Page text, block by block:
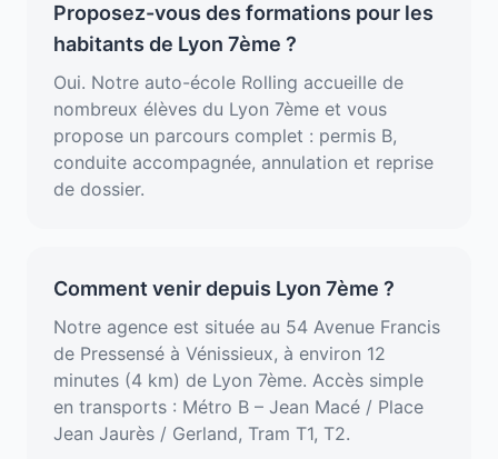
Proposez-vous des formations pour les
habitants de Lyon 7ème ?
Oui. Notre auto-école Rolling accueille de
nombreux élèves du Lyon 7ème et vous
propose un parcours complet : permis B,
conduite accompagnée, annulation et reprise
de dossier.
Comment venir depuis Lyon 7ème ?
Notre agence est située au 54 Avenue Francis
de Pressensé à Vénissieux, à environ 12
minutes (4 km) de Lyon 7ème. Accès simple
en transports : Métro B – Jean Macé / Place
Jean Jaurès / Gerland, Tram T1, T2.